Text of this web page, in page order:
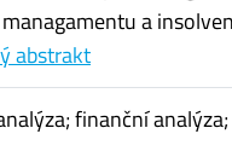
a
abstrakt
finanční